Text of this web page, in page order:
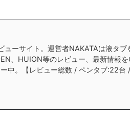
ーサイト。運営者NAKATAは液タブ
、HUION等のレビュー、最新情報を
中。【レビュー総数 / ペンタブ:22台